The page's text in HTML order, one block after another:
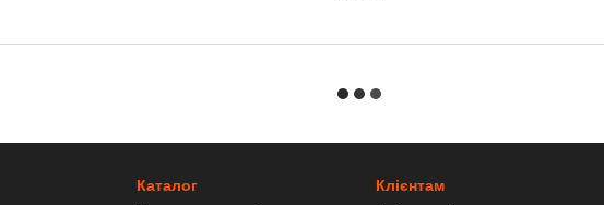
Каталог Клієнтам